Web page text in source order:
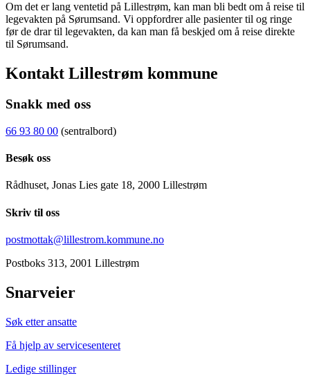
Om det er lang ventetid på Lillestrøm, kan man bli bedt om å reise til
legevakten på Sørumsand. Vi oppfordrer alle pasienter til og ringe
før de drar til legevakten, da kan man få beskjed om å reise direkte
til Sørumsand.
Kontakt Lillestrøm kommune
Snakk med oss
66 93 80 00 (sentralbord)
Besøk oss
Rådhuset, Jonas Lies gate 18, 2000 Lillestrøm
Skriv til oss
postmottak@lillestrom.kommune.no
Postboks 313, 2001 Lillestrøm
Snarveier
Søk etter ansatte
Få hjelp av servicesenteret
Ledige stillinger